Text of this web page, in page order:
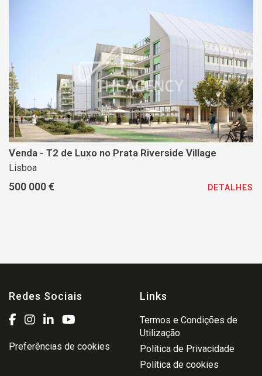
Venda - T2 de Luxo no Prata Riverside Village
Lisboa
500 000 € DETALHES
Redes Sociais
Preferências de cookies
Links
Termos e Condições de
Utilização
Política de Privacidade
Política de cookies